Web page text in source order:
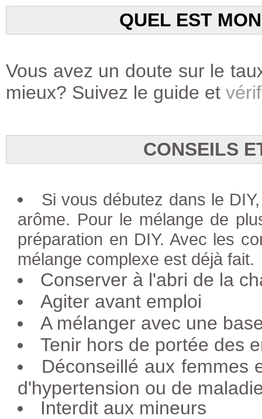
QUEL EST
Vous avez un doute sur le
mieux? Suivez le guide et
CONSEILS
Si vous débutez dans le
arôme. Pour le mélange de
préparation en DIY. Avec les
mélange complexe est déjà fait.
Conserver à l'abri de la
Agiter avant emploi
A mélanger avec une
Tenir hors de portée des
Déconseillé aux femmes
d'hypertension ou de
Interdit aux mineurs